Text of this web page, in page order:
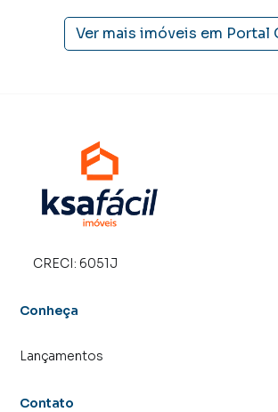
proprietários e inquilinos.
Ver mais imóveis em Portal
CRECI: 6051J
Conheça
Lançamentos
Contato